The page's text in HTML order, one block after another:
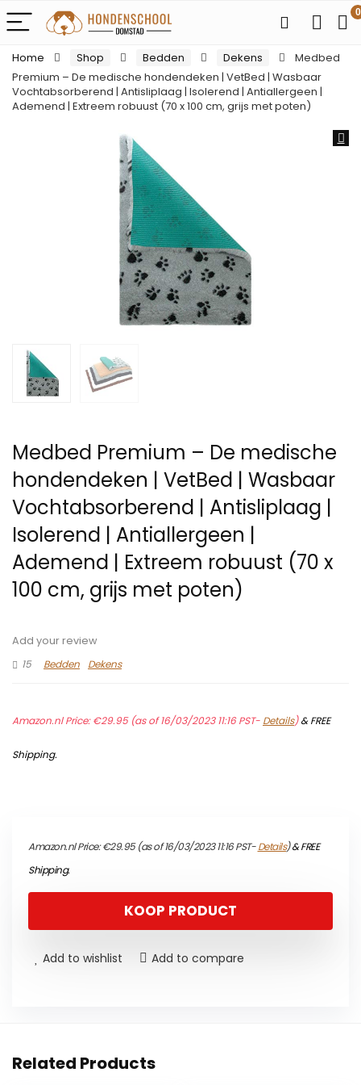
0
Home Shop Bedden Dekens
Medbed
Premium – De medische hondendeken | VetBed | Wasbaar
Vochtabsorberend | Antisliplaag | Isolerend | Antiallergeen |
Ademend | Extreem robuust (70 x 100 cm, grijs met poten)
Medbed Premium – De medische
hondendeken | VetBed | Wasbaar
Vochtabsorberend | Antisliplaag |
Isolerend | Antiallergeen |
Ademend | Extreem robuust (70 x
100 cm, grijs met poten)
Add your review
15
Bedden Dekens
Amazon.nl Price:€29.95(as of 16/03/2023 11:16 PST- Details)&FREE
Shipping.
Amazon.nl Price:€29.95(as of 16/03/2023 11:16 PST-Details)&FREE
Shipping.
KOOP PRODUCT
Add to wishlist Add to compare
Related Products